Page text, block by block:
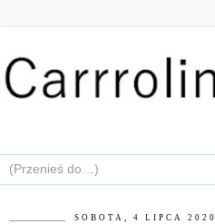
SOBOTA, 4 LIPCA 2020